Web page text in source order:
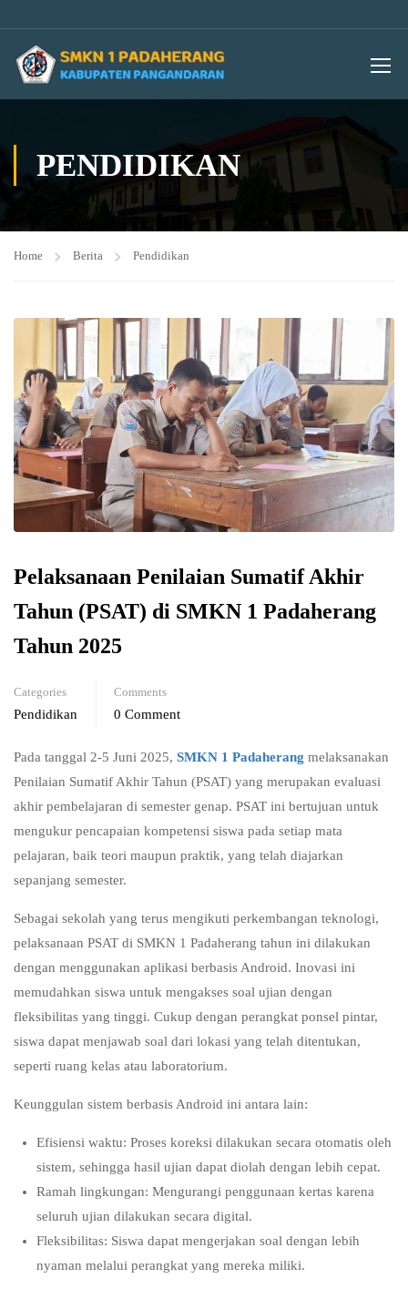
PENDIDIKAN
Home Berita Pendidikan
Pelaksanaan Penilaian Sumatif Akhir
Tahun (PSAT) di SMKN 1 Padaherang
Tahun 2025
Categories
Pendidikan
Comments
0 Comment
Pada tanggal 2-5 Juni 2025, SMKN 1 Padaherang melaksanakan
Penilaian Sumatif Akhir Tahun (PSAT) yang merupakan evaluasi
akhir pembelajaran di semester genap. PSAT ini bertujuan untuk
mengukur pencapaian kompetensi siswa pada setiap mata
pelajaran, baik teori maupun praktik, yang telah diajarkan
sepanjang semester.
Sebagai sekolah yang terus mengikuti perkembangan teknologi,
pelaksanaan PSAT di SMKN 1 Padaherang tahun ini dilakukan
dengan menggunakan aplikasi berbasis Android. Inovasi ini
memudahkan siswa untuk mengakses soal ujian dengan
fleksibilitas yang tinggi. Cukup dengan perangkat ponsel pintar,
siswa dapat menjawab soal dari lokasi yang telah ditentukan,
seperti ruang kelas atau laboratorium.
Keunggulan sistem berbasis Android ini antara lain:
Efisiensi waktu: Proses koreksi dilakukan secara otomatis oleh
sistem, sehingga hasil ujian dapat diolah dengan lebih cepat.
Ramah lingkungan: Mengurangi penggunaan kertas karena
seluruh ujian dilakukan secara digital.
Fleksibilitas: Siswa dapat mengerjakan soal dengan lebih
nyaman melalui perangkat yang mereka miliki.